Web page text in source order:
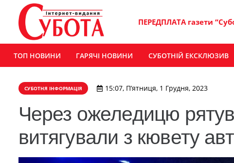
ПЕРЕДПЛАТА газети
ТОП НОВИНИ ГАРЯЧІ НОВИНИ СУБОТНІЙ ЕКСКЛЮЗИВ
СУБОТНЯ ІНФОРМАЦІЯ 15:07, П’ятниця, 1 Грудня, 2023
Через ожеледицю
витягували з кювету